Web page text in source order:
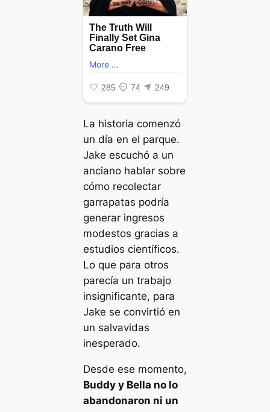
La historia comenzó
un día en el parque.
Jake escuchó a un
anciano hablar sobre
cómo recolectar
garrapatas podría
generar ingresos
modestos gracias a
estudios científicos.
Lo que para otros
parecía un trabajo
insignificante, para
Jake se convirtió en
un salvavidas
inesperado.
Desde ese momento,
Buddy y Bella no lo
abandonaron ni un